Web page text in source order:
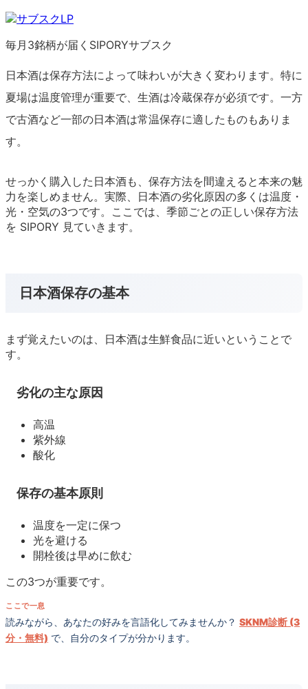
毎月3銘柄が届くSIPORYサブスク
日本酒は保存方法によって味わいが大きく変わります。特に
夏場は温度管理が重要で、生酒は冷蔵保存が必須です。一方
で古酒など一部の日本酒は常温保存に適したものもありま
す。
せっかく購入した日本酒も、保存方法を間違えると本来の魅
力を楽しめません。実際、日本酒の劣化原因の多くは温度・
光・空気の3つです。ここでは、季節ごとの正しい保存方法
を SIPORY 見ていきます。
日本酒保存の基本
まず覚えたいのは、日本酒は生鮮食品に近いということで
す。
劣化の主な原因
高温
紫外線
酸化
保存の基本原則
温度を一定に保つ
光を避ける
開栓後は早めに飲む
この3つが重要です。
ここで一息
読みながら、あなたの好みを言語化してみませんか？ SKNM診断 (3
分・無料) で、自分のタイプが分かります。